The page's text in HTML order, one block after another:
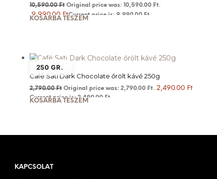
10,590.00Ft Original price was: 10,590.00 Ft.
9,990.00 FtCurrent price is: 9,990.00 Ft.
KOSÁRBA TESZEM
250 GR.
Café Sati Dark Chocolate őrölt kávé 250g
2,790.00Ft Original price was: 2,790.00 Ft. 2,490.00 Ft
Current price is: 2,490.00 Ft.
KOSÁRBA TESZEM
KAPCSOLAT